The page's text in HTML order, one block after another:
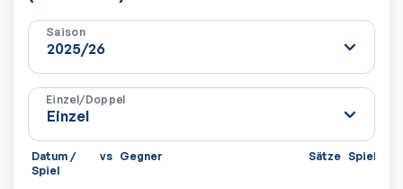
Saison
Einzel/Doppel
Datum /
Spiel
vs Gegner Sätze Spiele